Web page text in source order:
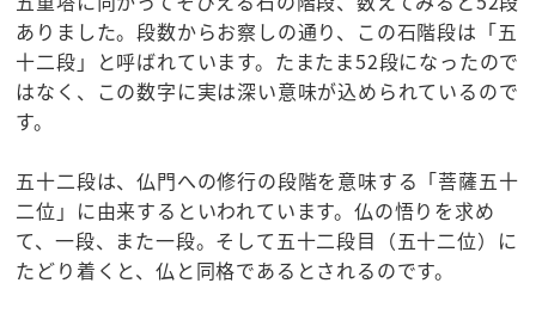
ありました。段数からお察しの通り、この石階段は「五
十二段」と呼ばれています。たまたま52段になったので
はなく、この数字に実は深い意味が込められているので
す。
五十二段は、仏門への修行の段階を意味する「菩薩五十
二位」に由来するといわれています。仏の悟りを求め
て、一段、また一段。そして五十二段目（五十二位）に
たどり着くと、仏と同格であるとされるのです。